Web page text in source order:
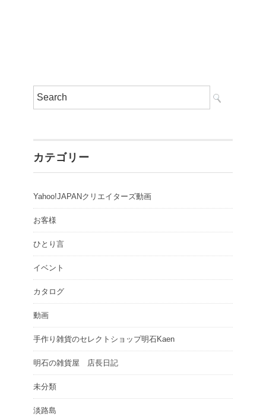
カテゴリー
Yahoo!JAPANクリエイターズ動画
お客様
ひとり言
イベント
カタログ
動画
手作り雑貨のセレクトショップ明石Kaen
明石の雑貨屋 店長日記
未分類
淡路島